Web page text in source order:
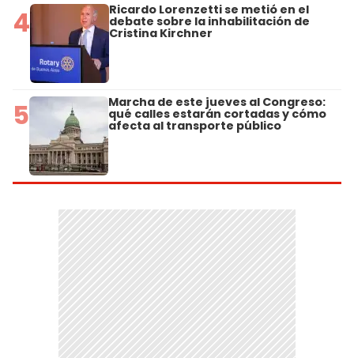
4 Ricardo Lorenzetti se metió en el
debate sobre la inhabilitación de
Cristina Kirchner
5 Marcha de este jueves al Congreso:
qué calles estarán cortadas y cómo
afecta al transporte público